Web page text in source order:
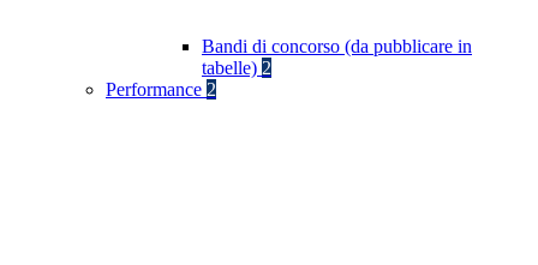
Bandi di concorso (da pubblicare in
tabelle) 2
Performance 2